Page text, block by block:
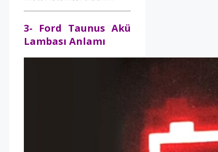
3- Ford Taunus Akü
Lambası Anlamı